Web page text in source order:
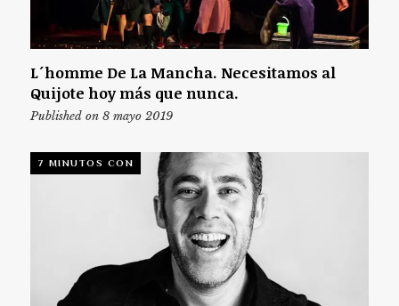
L´homme De La Mancha. Necesitamos al
Quijote hoy más que nunca.
Published on 8 mayo 2019
7 MINUTOS CON